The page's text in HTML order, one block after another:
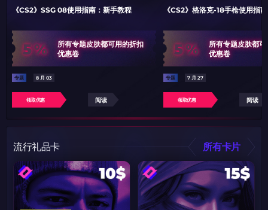
《CS2》SSG 08使用指南：新手教程
5%
所有专题皮肤都可用的折扣
优惠卷
专题 8 月 03
领取优惠 阅读
《CS2》格洛克-18手枪使用指
5%
所有专题皮肤都
优惠卷
专题 7 月 27
领取优惠 阅读
流行礼品卡 所有卡片